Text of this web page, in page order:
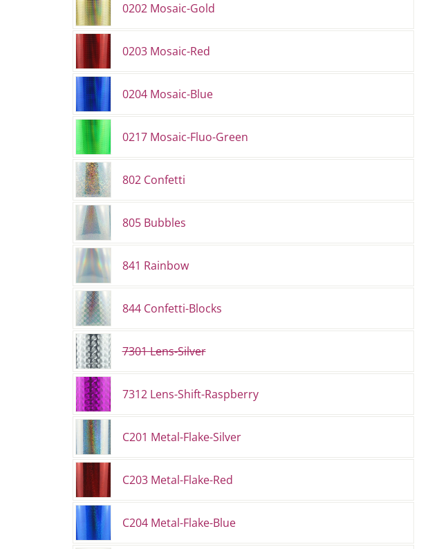
0202 Mosaic-Gold
0203 Mosaic-Red
0204 Mosaic-Blue
0217 Mosaic-Fluo-Green
802 Confetti
805 Bubbles
841 Rainbow
844 Confetti-Blocks
7301 Lens-Silver
7312 Lens-Shift-Raspberry
C201 Metal-Flake-Silver
C203 Metal-Flake-Red
C204 Metal-Flake-Blue